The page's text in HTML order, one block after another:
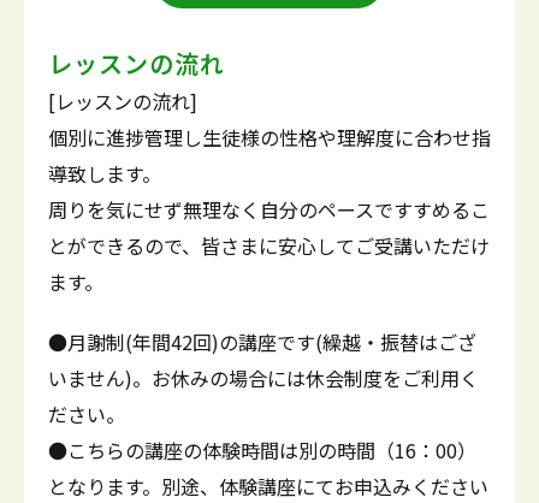
レッスンの流れ
[レッスンの流れ]
個別に進捗管理し生徒様の性格や理解度に合わせ指
導致します。
周りを気にせず無理なく自分のペースですすめるこ
とができるので、皆さまに安心してご受講いただけ
ます。
●月謝制(年間42回)の講座です(繰越・振替はござ
いません)。お休みの場合には休会制度をご利用く
ださい。
●こちらの講座の体験時間は別の時間（16：00）
となります。別途、体験講座にてお申込みください